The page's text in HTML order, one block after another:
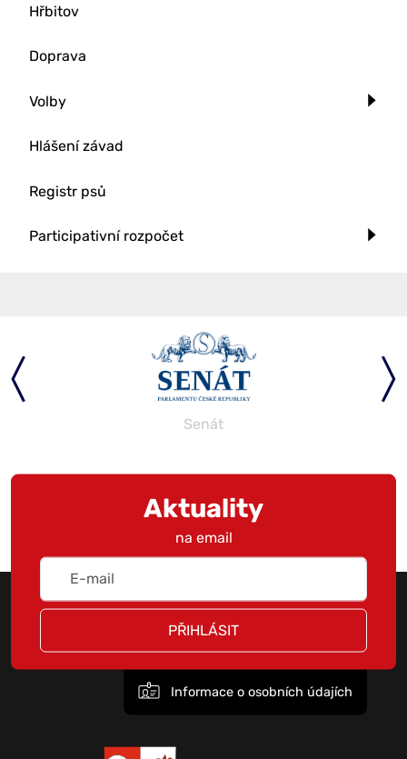
Hřbitov
Doprava
Volby
Hlášení závad
Registr psů
Participativní rozpočet
Senát
Aktuality
na email
PŘIHLÁSIT
Informace o osobních údajích